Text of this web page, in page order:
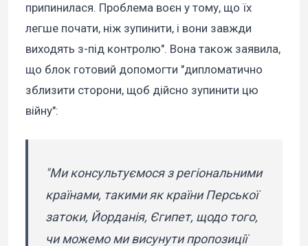
припинилася. Проблема воєн у тому, що їх
легше почати, ніж зупинити, і вони завжди
виходять з-під контролю". Вона також заявила,
що блок готовий допомогти "дипломатично
зблизити сторони, щоб дійсно зупинити цю
війну":
"Ми консультуємося з регіональними
країнами, такими як країни Перської
затоки, Йорданія, Єгипет, щодо того,
чи можемо ми висунути пропозиції